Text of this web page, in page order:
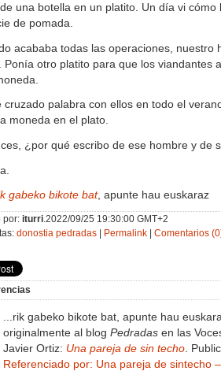
una botella en un platito. Un día vi cómo
de pomada.
acababa todas las operaciones, nuestro
Ponía otro platito para que los viandantes
cruzado palabra con ellos en todo el
moneda en el plato.
¿por qué escribo de ese hombre y de
gabeko bikote bat, apunte hau euskaraz
por: iturri .2022/09/25 19:30:00 GMT+2
donostia pedradas Permalink Comentarios
...rik gabeko bikote bat, apunte hau
originalmente al blog Pedradas en las
Javier Ortiz: Una pareja de sin techo .
Referenciado por: Una pareja de sintecho